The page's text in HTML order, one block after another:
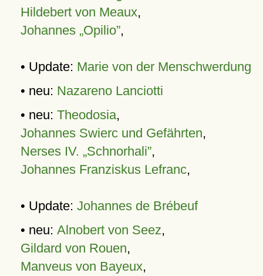
Hildebert von Meaux,
Johannes „Opilio”,
• Update: Marie von der Menschwerdung
• neu: Nazareno Lanciotti
• neu: Theodosia,
Johannes Swierc und Gefährten,
Nerses IV. „Schnorhali”,
Johannes Franziskus Lefranc,
• Update: Johannes de Brébeuf
• neu: Alnobert von Seez,
Gildard von Rouen,
Manveus von Bayeux,